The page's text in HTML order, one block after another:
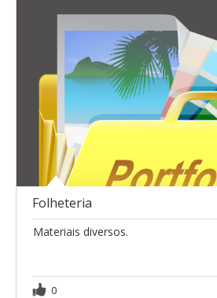
Folheteria
Materiais diversos.
0